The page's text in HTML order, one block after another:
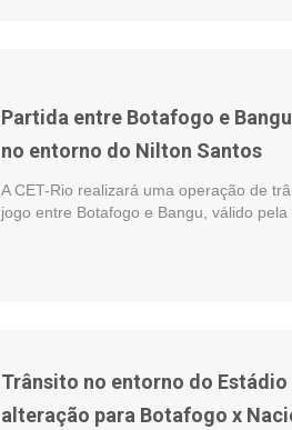
Partida entre Botafogo e
no entorno do Nilton Santos
A CET-Rio realizará uma operação de
jogo entre Botafogo e Bangu, válido
Trânsito no entorno do
alteração para Botafogo x